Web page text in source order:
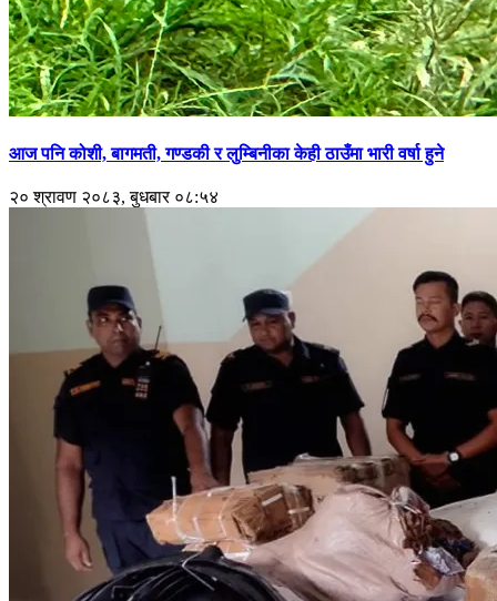
आज पनि कोशी, बागमती, गण्डकी र लुम्बिनीका केही ठाउँमा भारी वर्षा हुने
२० श्रावण २०८३, बुधबार ०८:५४